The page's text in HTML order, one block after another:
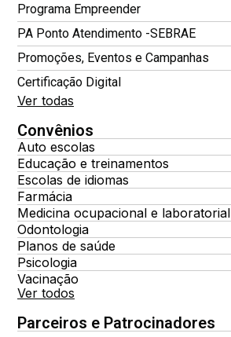
Programa Empreender
PA Ponto Atendimento -SEBRAE
Promoções, Eventos e Campanhas
Certificação Digital
Ver todas
Convênios
Auto escolas
Educação e treinamentos
Escolas de idiomas
Farmácia
Medicina ocupacional e laboratorial
Odontologia
Planos de saúde
Psicologia
Vacinação
Ver todos
Parceiros e Patrocinadores